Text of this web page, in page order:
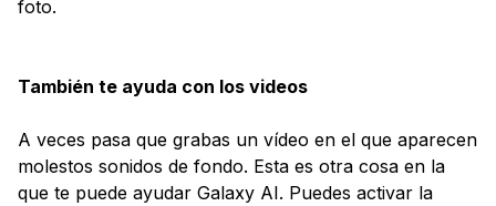
foto.
También te ayuda con los videos
A veces pasa que grabas un vídeo en el que aparecen
molestos sonidos de fondo. Esta es otra cosa en la
que te puede ayudar Galaxy AI. Puedes activar la